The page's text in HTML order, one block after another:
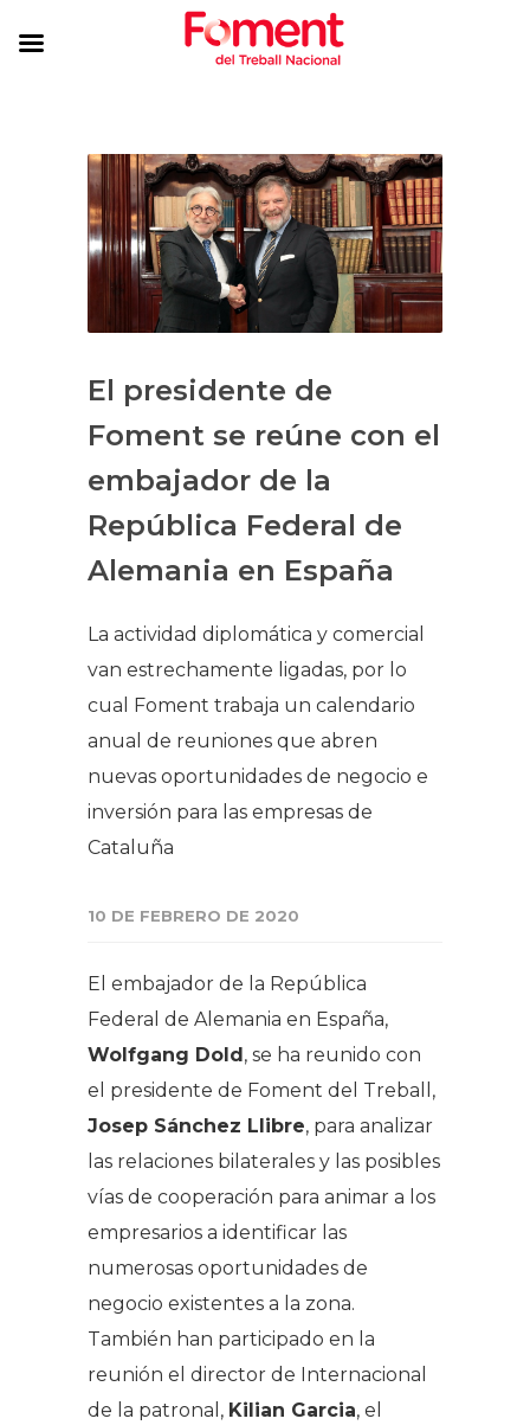
El presidente de
Foment se reúne con el
embajador de la
República Federal de
Alemania en España
La actividad diplomática y comercial
van estrechamente ligadas, por lo
cual Foment trabaja un calendario
anual de reuniones que abren
nuevas oportunidades de negocio e
inversión para las empresas de
Cataluña
10 DE FEBRERO DE 2020
El embajador de la República
Federal de Alemania en España,
Wolfgang Dold , se ha reunido con
el presidente de Foment del Treball,
Josep Sánchez Llibre, para analizar
las relaciones bilaterales y las posibles
vías de cooperación para animar a los
empresarios a identificar las
numerosas oportunidades de
negocio existentes a la zona.
También han participado en la
reunión el director de Internacional
de la patronal, Kilian Garcia, el